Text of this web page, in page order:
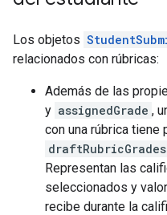
Los objetos
relacionados con rúbricas:
Además de las
y assignedGrade ,
con una rúbrica tiene
draftRubricGrades
Representan las
seleccionados y
recibe durante la